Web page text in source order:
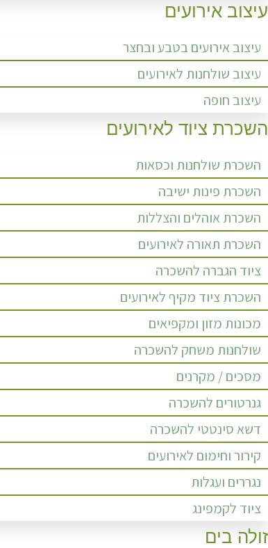
עיצוב אירועים
עיצוב אירועים בטבע ובחצר
עיצוב שולחנות לאירועים
עיצוב חופה
השכרת ציוד לאירועים
השכרת שולחנות וכסאות
השכרת פינות ישיבה
השכרת אוהלים והצללות
השכרת תאורה לאירועים
ציוד הגברה להשכרה
השכרת ציוד מקיף לאירועים
מכונות מזון ומקפיאים
שולחנות משחק להשכרה
מסכים / מקרנים
גנרטורים להשכרה
דשא סינטטי להשכרה
קירור וחימום לאירועים
נגררים ועגלות
ציוד לקמפינג
זולה בים